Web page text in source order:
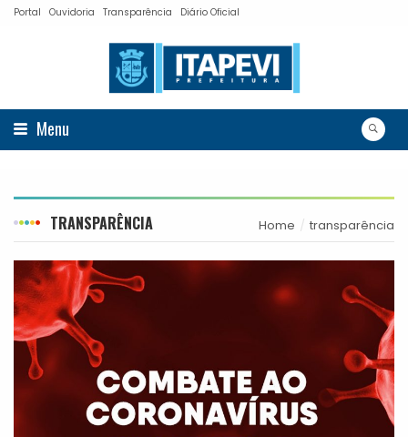
Portal Ouvidoria Transparência Diário Oficial
Menu
TRANSPARÊNCIA Home transparência